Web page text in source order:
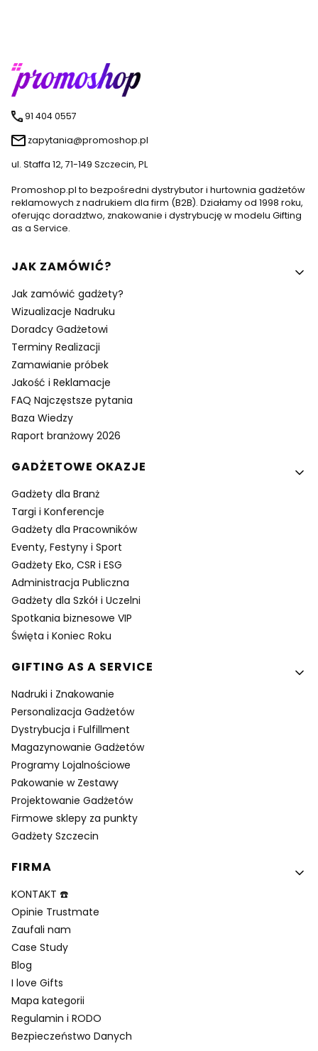
91 404 0557
zapytania@promoshop.pl
ul. Staffa 12, 71-149 Szczecin, PL
Promoshop.pl to bezpośredni dystrybutor i hurtownia gadżetów
reklamowych z nadrukiem dla firm (B2B). Działamy od 1998 roku,
oferując doradztwo, znakowanie i dystrybucję w modelu Gifting
as a Service.
Linki w stopce
JAK ZAMÓWIĆ?
Jak zamówić gadżety?
Wizualizacje Nadruku
Doradcy Gadżetowi
Terminy Realizacji
Zamawianie próbek
Jakość i Reklamacje
FAQ Najczęstsze pytania
Baza Wiedzy
Raport branżowy 2026
GADŻETOWE OKAZJE
Gadżety dla Branż
Targi i Konferencje
Gadżety dla Pracowników
Eventy, Festyny i Sport
Gadżety Eko, CSR i ESG
Administracja Publiczna
Gadżety dla Szkół i Uczelni
Spotkania biznesowe VIP
Święta i Koniec Roku
GIFTING AS A SERVICE
Nadruki i Znakowanie
Personalizacja Gadżetów
Dystrybucja i Fulfillment
Magazynowanie Gadżetów
Programy Lojalnościowe
Pakowanie w Zestawy
Projektowanie Gadżetów
Firmowe sklepy za punkty
Gadżety Szczecin
FIRMA
KONTAKT ☎️
Opinie Trustmate
Zaufali nam
Case Study
Blog
I love Gifts
Mapa kategorii
Regulamin i RODO
Bezpieczeństwo Danych